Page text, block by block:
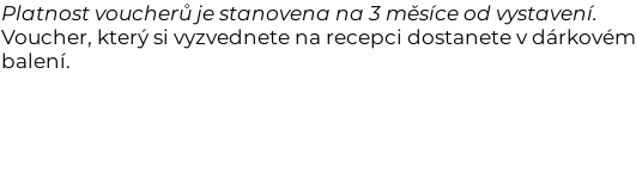
Platnost voucherů je stanovena na 3 měsíce od vystavení.
Voucher, který si vyzvednete na recepci dostanete v dárkovém
balení.